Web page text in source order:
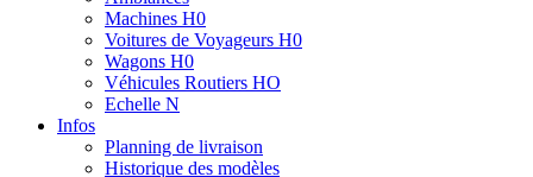
Machines H0
Voitures de Voyageurs H0
Wagons H0
Véhicules Routiers HO
Echelle N
Infos
Planning de livraison
Historique des modèles